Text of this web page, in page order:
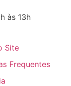
às 13h
Site
Frequentes